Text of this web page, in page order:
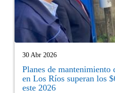
30 Abr 2026
Planes de mantenimiento
en Los Ríos superan los
este 2026